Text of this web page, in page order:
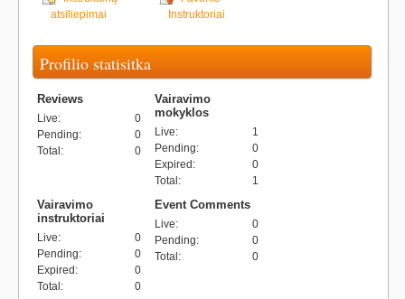
atsiliepimai
Instruktoriai
Profilio statisitka
Reviews
Live:
0
Pending:
0
Total : 0
Vairavimo
mokyklos
Live:
1
Pending:
0
Expired :
0
Total : 1
Vairavimo
instruktoriai
Live:
0
Pending:
0
Expired :
0
Total : 0
Event Comments
Live:
0
Pending:
0
Total : 0